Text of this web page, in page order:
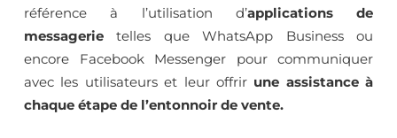
référence à l’utilisation d’applications de
messagerie telles que WhatsApp Business ou
encore Facebook Messenger pour communiquer
avec les utilisateurs et leur offrir une assistance à
chaque étape de l’entonnoir de vente.